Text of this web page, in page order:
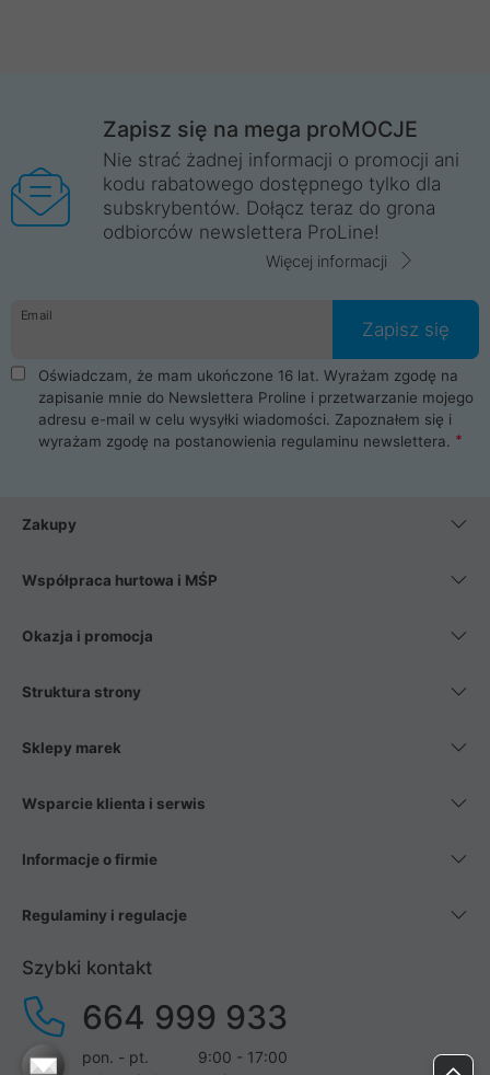
Zapisz się na mega proMOCJE
Nie strać żadnej informacji o promocji ani
kodu rabatowego dostępnego tylko dla
subskrybentów. Dołącz teraz do grona
odbiorców newslettera ProLine!
Więcej informacji
Email
Zapisz się
Oświadczam, że mam ukończone 16 lat. Wyrażam zgodę na
zapisanie mnie do Newslettera Proline i przetwarzanie mojego
adresu e-mail w celu wysyłki wiadomości. Zapoznałem się i
wyrażam zgodę na postanowienia regulaminu newslettera.
Zakupy
Współpraca hurtowa i MŚP
Okazja i promocja
Struktura strony
Sklepy marek
Wsparcie klienta i serwis
Informacje o firmie
Regulaminy i regulacje
Szybki kontakt
664 999 933
pon. - pt.
9:00 - 17:00